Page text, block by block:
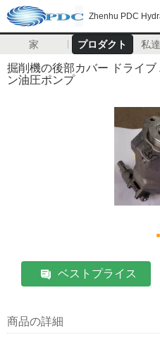
Zhenhu PDC
家 プロダクト 私
掘削機の後部カバー ドライ
ン油圧ポンプ
ベストプライス
商品の詳細